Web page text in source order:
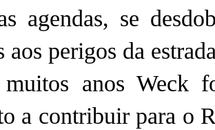
agendas, se
aos perigos da
anos Weck
a contribuir para o